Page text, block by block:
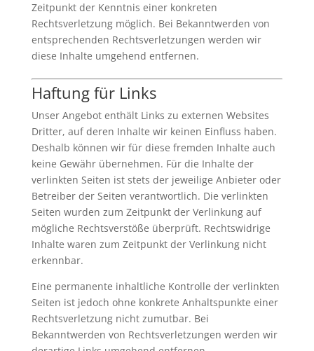
Zeitpunkt der Kenntnis einer konkreten
Rechtsverletzung möglich. Bei Bekanntwerden von
entsprechenden Rechtsverletzungen werden wir
diese Inhalte umgehend entfernen.
Haftung für Links
Unser Angebot enthält Links zu externen Websites
Dritter, auf deren Inhalte wir keinen Einfluss haben.
Deshalb können wir für diese fremden Inhalte auch
keine Gewähr übernehmen. Für die Inhalte der
verlinkten Seiten ist stets der jeweilige Anbieter oder
Betreiber der Seiten verantwortlich. Die verlinkten
Seiten wurden zum Zeitpunkt der Verlinkung auf
mögliche Rechtsverstöße überprüft. Rechtswidrige
Inhalte waren zum Zeitpunkt der Verlinkung nicht
erkennbar.
Eine permanente inhaltliche Kontrolle der verlinkten
Seiten ist jedoch ohne konkrete Anhaltspunkte einer
Rechtsverletzung nicht zumutbar. Bei
Bekanntwerden von Rechtsverletzungen werden wir